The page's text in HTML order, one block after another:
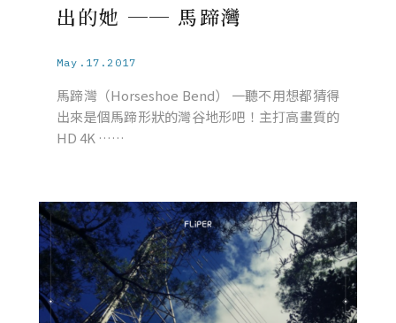
出的她 ── 馬蹄灣
May.17.2017
馬蹄灣（Horseshoe Bend） 一聽不用想都猜得
出來是個馬蹄形狀的灣谷地形吧！主打高畫質的
HD 4K ……